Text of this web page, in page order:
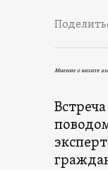
Мнение о визите